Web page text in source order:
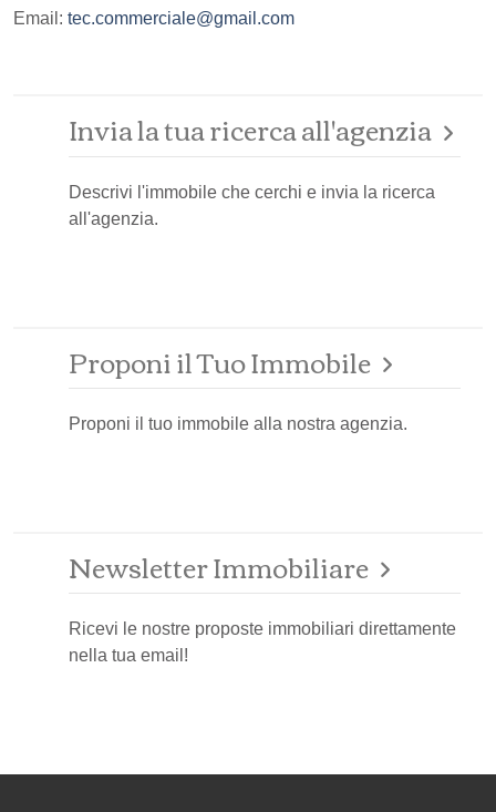
Email: tec.commerciale@gmail.com
Invia la tua ricerca all'agenzia
Descrivi l'immobile che cerchi e invia la ricerca
all'agenzia.
Proponi il Tuo Immobile
Proponi il tuo immobile alla nostra agenzia.
Newsletter Immobiliare
Ricevi le nostre proposte immobiliari direttamente
nella tua email!